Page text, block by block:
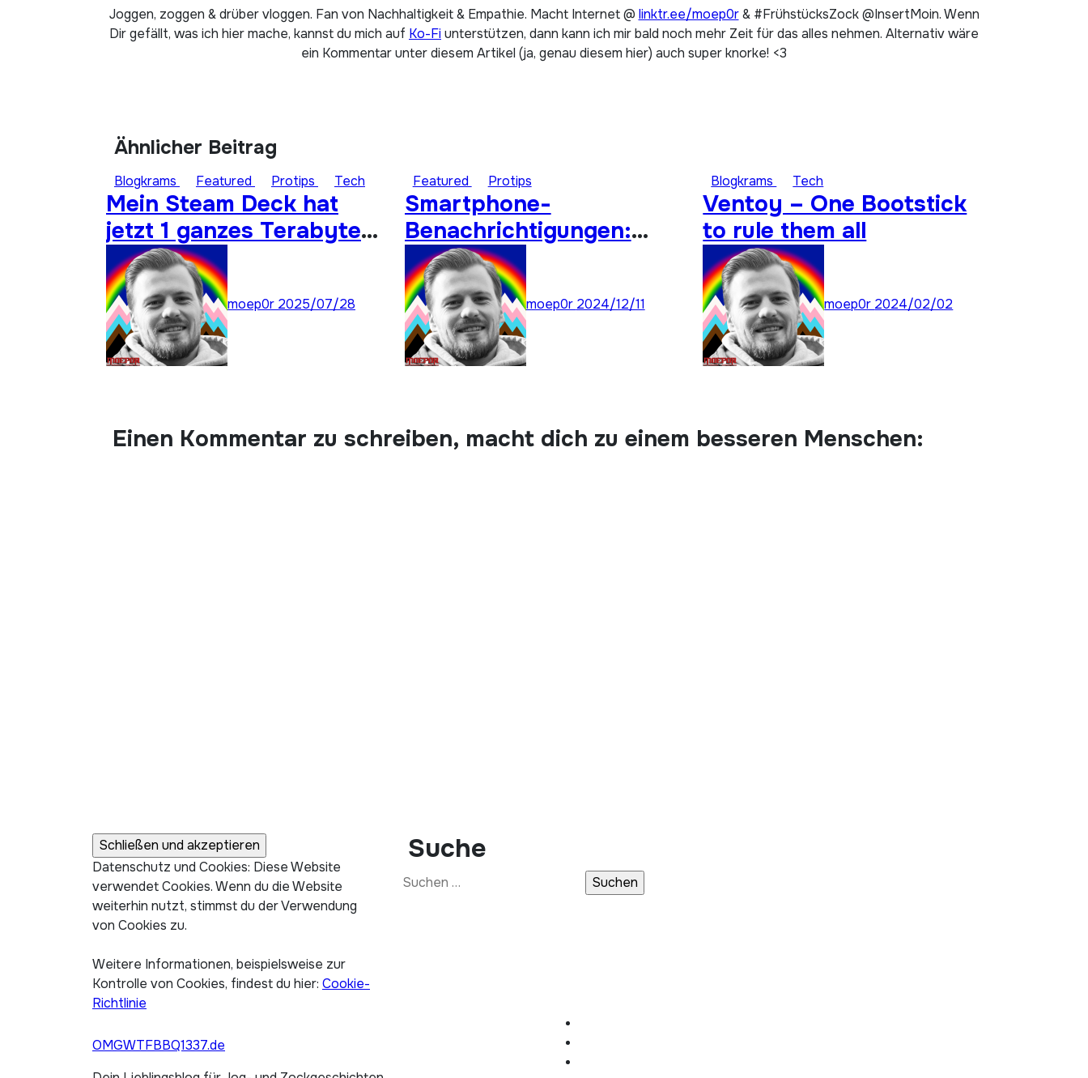
Joggen, zoggen & drüber vloggen. Fan von Nachhaltigkeit & Empathie. Macht Internet @ linktr.ee/moep0r& #FrühstücksZock @InsertMoin. Wenn
Dir gefällt, was ich hier mache, kannst du mich auf Ko-Fiunterstützen, dann kann ich mir bald noch mehr Zeit für das alles nehmen. Alternativ wäre
ein Kommentar unter diesem Artikel (ja, genau diesem hier) auch super knorke! <3
Ähnlicher Beitrag
Blogkrams Featured Protips Tech
Mein Steam Deck hat
jetzt 1 ganzes Terabyte
Speicher für ungespielte
Titel
moep0r 2025/07/28
Featured Protips
Smartphone-
Benachrichtigungen:
Priorisieren und
Entstressen anstatt
deaktivierenmoep0r 2024/12/11
Blogkrams Tech
Ventoy – One Bootstick
to rule them all
moep0r 2024/02/02
Einen Kommentar zu schreiben, macht dich zu einem besseren Menschen:
Datenschutz und Cookies: Diese Website
verwendet Cookies. Wenn du die Website
weiterhin nutzt, stimmst du der Verwendung
von Cookies zu.
Weitere Informationen, beispielsweise zur
Kontrolle von Cookies, findest du hier: Cookie-
Richtlinie
Suche
Suchen
OMGWTFBBQ1337.de